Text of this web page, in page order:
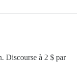
Discourse à 2 $ par